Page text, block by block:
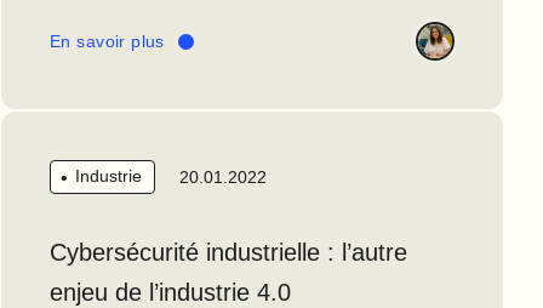
En savoir plus
Industrie 20.01.2022
Cybersécurité industrielle : l’autre
enjeu de l’industrie 4.0